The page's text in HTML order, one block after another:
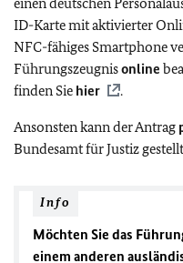
ID-Karte mit aktivierter
NFC-fähiges Smartphone
Führungszeugnisonline
finden Sie hier .
Ansonsten kann der Antrag
Bundesamt für Justiz
Info
Möchten Sie das
einem anderen